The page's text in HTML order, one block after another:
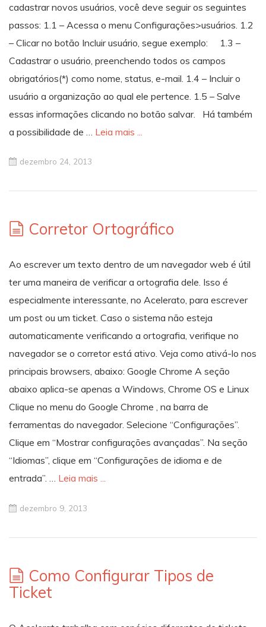
cadastrar novos usuários, você deve seguir os seguintes
passos: 1.1 – Acessa o menu Configurações>usuários. 1.2
– Clicar no botão Incluir usuário, segue exemplo: 1.3 –
Cadastrar o usuário, preenchendo todos os campos
obrigatórios(*) como nome, status, e-mail. 1.4 – Incluir o
usuário a organização ao qual ele pertence. 1.5 – Salve
essas informações clicando no botão salvar. Há também
a possibilidade de … Leia mais ...
dezembro 24, 2013
Corretor Ortográfico
Ao escrever um texto dentro de um navegador web é útil
ter uma maneira de verificar a ortografia dele. Isso é
especialmente interessante, no Acelerato, para escrever
um post ou um ticket. Caso o sistema não esteja
automaticamente verificando a ortografia, verifique no
navegador se o corretor está ativo. Veja como ativá-lo nos
principais browsers, abaixo: Google Chrome A seção
abaixo aplica-se apenas a Windows, Chrome OS e Linux
Clique no menu do Google Chrome , na barra de
ferramentas do navegador. Selecione “Configurações”.
Clique em “Mostrar configurações avançadas”. Na seção
“Idiomas”, clique em “Configurações de idioma e de
entrada”. … Leia mais ...
dezembro 9, 2013
Como Configurar Tipos de
Ticket